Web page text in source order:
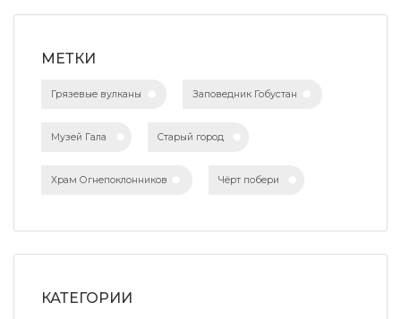
МЕТКИ
Грязевые вулканы Заповедник Гобустан
Музей Гала Старый город
Храм Огнепоклонников Чёрт побери
КАТЕГОРИИ